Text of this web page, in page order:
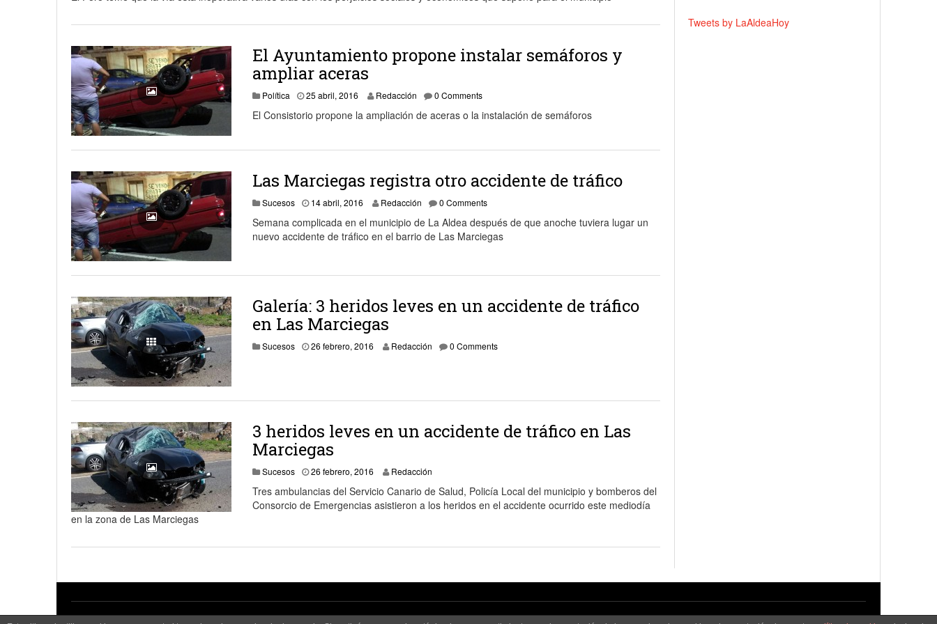
El Ayuntamiento propone instalar semáforos y
ampliar aceras
Política 25 abril, 2016 25 abril, 2016
Redacción 0 Comments
El Consistorio propone la ampliación de aceras o la instalación de semáforos
Las Marciegas registra otro accidente de tráfico
Sucesos 14 abril, 2016 14 abril, 2016
Redacción 0 Comments
Semana complicada en el municipio de La Aldea después de que anoche tuviera lugar un
nuevo accidente de tráfico en el barrio de Las Marciegas
Galería: 3 heridos leves en un accidente de tráfico
en Las Marciegas
Sucesos 26 febrero, 2016 26 febrero, 2016
Redacción 0 Comments
3 heridos leves en un accidente de tráfico en Las
Marciegas
Sucesos 26 febrero, 2016 8 noviembre, 2019
Redacción
Tres ambulancias del Servicio Canario de Salud, Policía Local del municipio y bomberos del
Consorcio de Emergencias asistieron a los heridos en el accidente ocurrido este mediodía
en la zona de Las Marciegas
Tweets by LaAldeaHoy